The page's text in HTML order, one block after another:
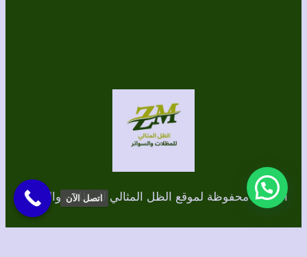
الحقوق محفوظة لموقع الظل المثالي للمظلات والسواتر
اتصل الآن